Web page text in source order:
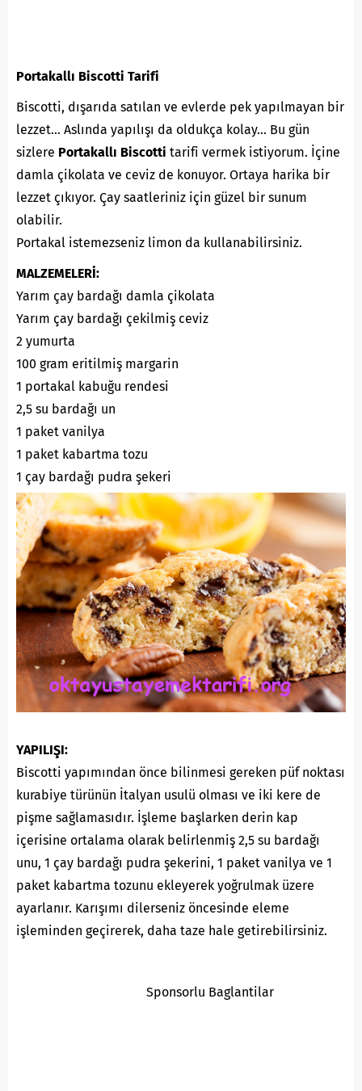
Portakallı Biscotti Tarifi
Biscotti, dışarıda satılan ve evlerde pek yapılmayan bir
lezzet… Aslında yapılışı da oldukça kolay… Bu gün
sizlere Portakallı Biscotti tarifi vermek istiyorum. İçine
damla çikolata ve ceviz de konuyor. Ortaya harika bir
lezzet çıkıyor. Çay saatleriniz için güzel bir sunum
olabilir.
Portakal istemezseniz limon da kullanabilirsiniz.
MALZEMELERİ:
Yarım çay bardağı damla çikolata
Yarım çay bardağı çekilmiş ceviz
2 yumurta
100 gram eritilmiş margarin
1 portakal kabuğu rendesi
2,5 su bardağı un
1 paket vanilya
1 paket kabartma tozu
1 çay bardağı pudra şekeri
YAPILIŞI:
Biscotti yapımından önce bilinmesi gereken püf noktası
kurabiye türünün İtalyan usulü olması ve iki kere de
pişme sağlamasıdır. İşleme başlarken derin kap
içerisine ortalama olarak belirlenmiş 2,5 su bardağı
unu, 1 çay bardağı pudra şekerini, 1 paket vanilya ve 1
paket kabartma tozunu ekleyerek yoğrulmak üzere
ayarlanır. Karışımı dilerseniz öncesinde eleme
işleminden geçirerek, daha taze hale getirebilirsiniz.
Sponsorlu Baglantilar